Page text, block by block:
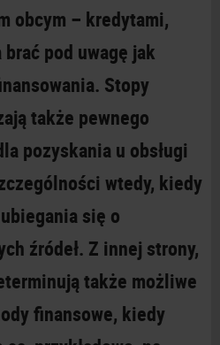
obcym – kredytami,
pod uwagę jak
Stopy
także pewnego
pozyskania u obsługi
wtedy, kiedy
się o
źródeł. Z innej strony,
także możliwe
finansowe, kiedy